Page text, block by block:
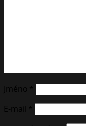
Jméno *
E-mail *